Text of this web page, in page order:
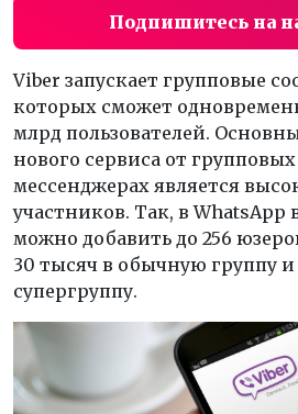
Подпишитесь на
Viber запускает групповые
которых сможет
млрд пользователей.
нового сервиса от
мессенджерах является
участников. Так, в WhatsApp
можно добавить до 256
30 тысяч в обычную группу и
супергруппу.